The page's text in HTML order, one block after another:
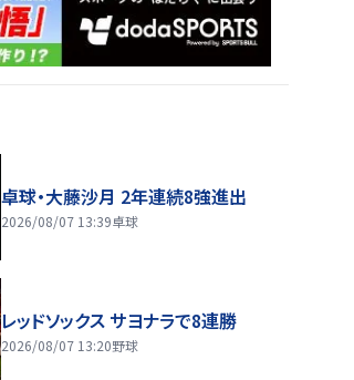
卓球・大藤沙月 2年連続8強進出
2026/08/07 13:39卓球
レッドソックス サヨナラで8連勝
2026/08/07 13:20野球